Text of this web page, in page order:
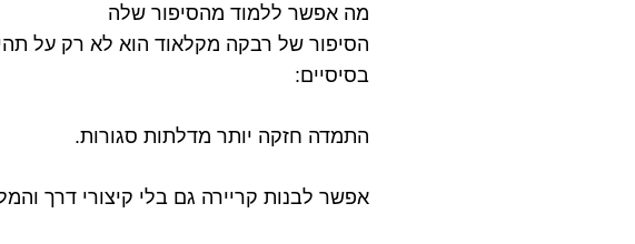
מה אפשר ללמוד מהסיפור שלה
הסיפור של רבקה מקלאוד הוא לא רק על
בסיסיים:
התמדה חזקה יותר מדלתות סגורות.
אפשר לבנות קריירה גם בלי קיצורי דרך